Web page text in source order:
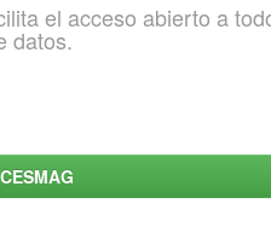
el acceso abierto a
datos.